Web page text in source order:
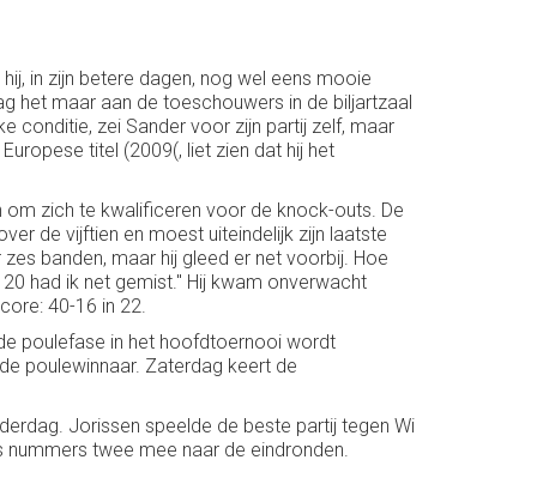
in zijn betere dagen, nog wel eens mooie
het maar aan de toeschouwers in de biljartzaal
conditie, zei Sander voor zijn partij zelf, maar
titel (2009(, liet zien dat hij het
om zich te kwalificeren voor de knock-outs. De
de vijftien en moest uiteindelijk zijn laatste
banden, maar hij gleed er net voorbij. Hoe
had ik net gemist.'' Hij kwam onverwacht
40-16 in 22.
poulefase in het hoofdtoernooi wordt
poulewinnaar. Zaterdag keert de
Jorissen speelde de beste partij tegen Wi
nummers twee mee naar de eindronden.